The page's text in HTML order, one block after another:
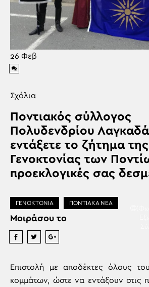
26 Φεβ
Σχόλια
Ποντιακός σύλλογος
Πολυδενδρίου
εντάξετε το ζήτημα της
Γενοκτονίας των
προεκλογικές σας
ΓΕΝΟΚΤΟΝΙΑ ΠΟΝΤΙΑΚΑ ΝΕΑ
Μοιράσου το
Επιστολή με αποδέκτες όλους
κομμάτων, ώστε να εντάξουν στις